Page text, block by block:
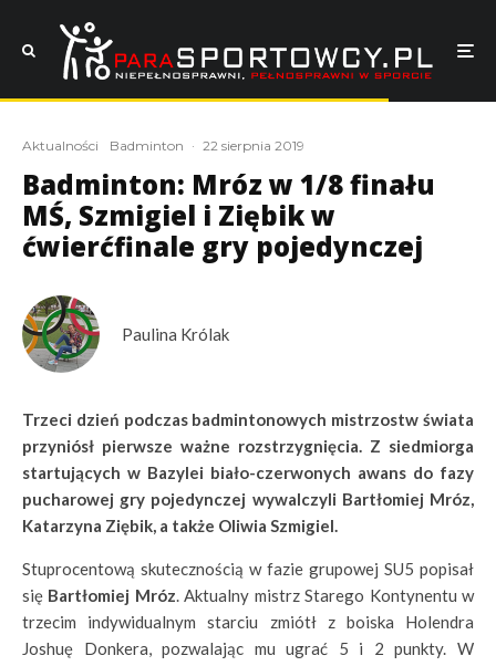
Aktualności Badminton · 22 sierpnia 2019
Badminton: Mróz w 1/8 finału
MŚ, Szmigiel i Ziębik w
ćwierćfinale gry pojedynczej
Paulina Królak
Trzeci dzień podczas badmintonowych mistrzostw świata
przyniósł pierwsze ważne rozstrzygnięcia. Z siedmiorga
startujących w Bazylei biało-czerwonych awans do fazy
pucharowej gry pojedynczej wywalczyli Bartłomiej Mróz,
Katarzyna Ziębik, a także Oliwia Szmigiel.
Stuprocentową skutecznością w fazie grupowej SU5 popisał
się Bartłomiej Mróz . Aktualny mistrz Starego Kontynentu w
trzecim indywidualnym starciu zmiótł z boiska Holendra
Joshuę Donkera, pozwalając mu ugrać 5 i 2 punkty. W